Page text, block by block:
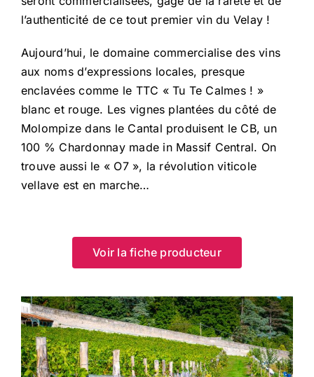
l’authenticité de ce tout premier vin du Velay !
Aujourd’hui, le domaine commercialise des vins
aux noms d’expressions locales, presque
enclavées comme le TTC « Tu Te Calmes ! »
blanc et rouge. Les vignes plantées du côté de
Molompize dans le Cantal produisent le CB, un
100 % Chardonnay made in Massif Central. On
trouve aussi le « O7 », la révolution viticole
vellave est en marche…
Voir la fiche producteur